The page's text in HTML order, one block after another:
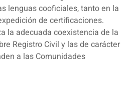
lenguas cooficiales, tanto en la
de certificaciones.
la adecuada coexistencia de la
Registro Civil y las de carácter
a las Comunidades